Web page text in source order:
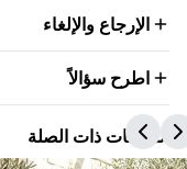
الإرجاع والإلغاء
اطرح سؤالاً
المنتجات ذات الصلة